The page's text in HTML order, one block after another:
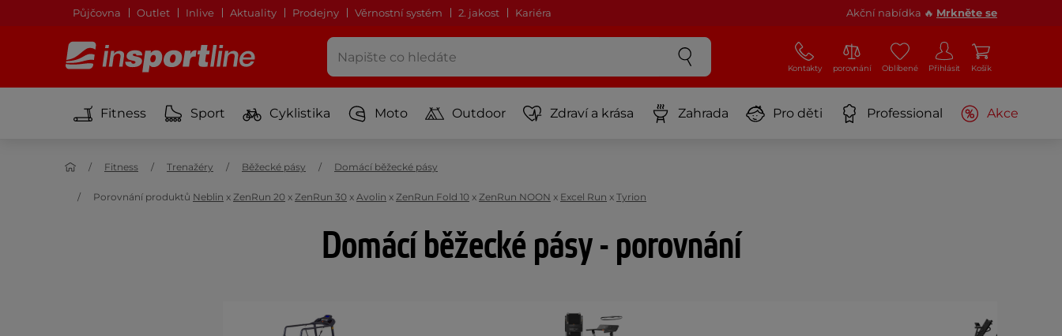
Půjčovna Outlet Inlive Aktuality Prodejny Věrnostní systém 2. jakost Kariéra Akční nabídka 🔥 Mrkněte se
Kontakty porovnání Oblíbené Přihlásit Košík
Fitness Sport Cyklistika Moto Outdoor Zdraví a krása Zahrada Pro děti Professional Akce
Fitness Trenažéry Běžecké pásy Domácí běžecké pásy
Porovnání produktů Neblin x ZenRun 20 x ZenRun 30 x Avolin x ZenRun Fold 10 x ZenRun NOON x Excel Run x Tyrion
Domácí běžecké pásy - porovnání